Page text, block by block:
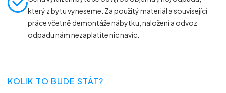
který z bytu vyneseme. Za použitý materiál a související
práce včetně demontáže nábytku, naložení a odvoz
odpadu nám nezaplatíte nic navíc.
KOLIK TO BUDE STÁT?